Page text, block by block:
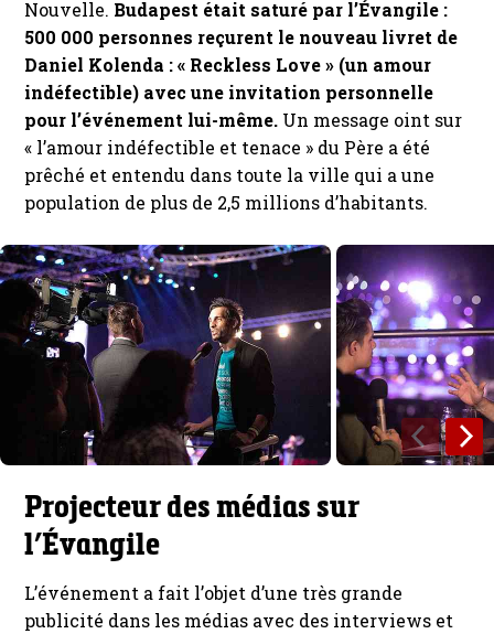
Nouvelle. Budapest était saturé par l’Évangile :
500 000 personnes reçurent le nouveau livret de
Daniel Kolenda : « Reckless Love » (un amour
indéfectible) avec une invitation personnelle
pour l’événement lui-même. Un message oint sur
« l’amour indéfectible et tenace » du Père a été
prêché et entendu dans toute la ville qui a une
population de plus de 2,5 millions d’habitants.
Projecteur des médias sur
l’Évangile
L’événement a fait l’objet d’une très grande
publicité dans les médias avec des interviews et